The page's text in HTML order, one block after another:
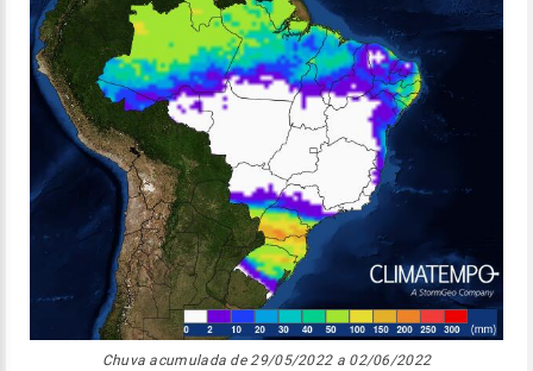
Chuva acumulada de 29/05/2022 a 02/06/2022